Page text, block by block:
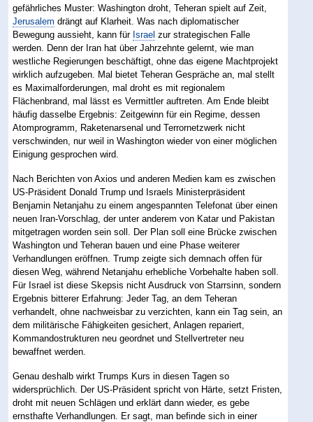
gefährliches Muster: Washington droht, Teheran spielt auf Zeit,
Jerusalem drängt auf Klarheit. Was nach diplomatischer
Bewegung aussieht, kann für Israel zur strategischen Falle
werden. Denn der Iran hat über Jahrzehnte gelernt, wie man
westliche Regierungen beschäftigt, ohne das eigene Machtprojekt
wirklich aufzugeben. Mal bietet Teheran Gespräche an, mal stellt
es Maximalforderungen, mal droht es mit regionalem
Flächenbrand, mal lässt es Vermittler auftreten. Am Ende bleibt
häufig dasselbe Ergebnis: Zeitgewinn für ein Regime, dessen
Atomprogramm, Raketenarsenal und Terrornetzwerk nicht
verschwinden, nur weil in Washington wieder von einer möglichen
Einigung gesprochen wird.
Nach Berichten von Axios und anderen Medien kam es zwischen
US-Präsident Donald Trump und Israels Ministerpräsident
Benjamin Netanjahu zu einem angespannten Telefonat über einen
neuen Iran-Vorschlag, der unter anderem von Katar und Pakistan
mitgetragen worden sein soll. Der Plan soll eine Brücke zwischen
Washington und Teheran bauen und eine Phase weiterer
Verhandlungen eröffnen. Trump zeigte sich demnach offen für
diesen Weg, während Netanjahu erhebliche Vorbehalte haben soll.
Für Israel ist diese Skepsis nicht Ausdruck von Starrsinn, sondern
Ergebnis bitterer Erfahrung: Jeder Tag, an dem Teheran
verhandelt, ohne nachweisbar zu verzichten, kann ein Tag sein, an
dem militärische Fähigkeiten gesichert, Anlagen repariert,
Kommandostrukturen neu geordnet und Stellvertreter neu
bewaffnet werden.
Genau deshalb wirkt Trumps Kurs in diesen Tagen so
widersprüchlich. Der US-Präsident spricht von Härte, setzt Fristen,
droht mit neuen Schlägen und erklärt dann wieder, es gebe
ernsthafte Verhandlungen. Er sagt, man befinde sich in einer